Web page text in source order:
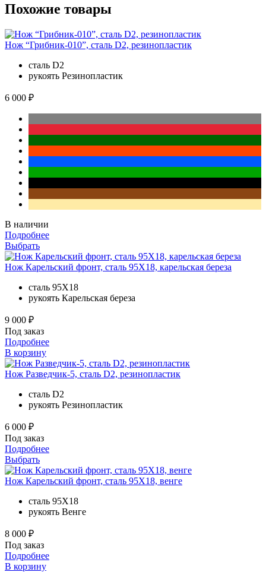
Похожие товары
Нож “Грибник-010”, сталь D2, резинопластик
сталь D2
рукоять Резинопластик
6 000 ₽
В наличии
Подробнее
Выбрать
Нож Карельский фронт, сталь 95Х18, карельская береза
сталь 95Х18
рукоять Карельская береза
9 000 ₽
Под заказ
Подробнее
В корзину
Нож Разведчик-5, сталь D2, резинопластик
сталь D2
рукоять Резинопластик
6 000 ₽
Под заказ
Подробнее
Выбрать
Нож Карельский фронт, сталь 95Х18, венге
сталь 95Х18
рукоять Венге
8 000 ₽
Под заказ
Подробнее
В корзину